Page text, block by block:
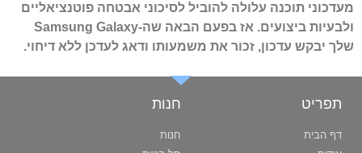
מעדכוני תוכנה עלולה להוביל לסיכוני אבטחה פוטנציאליים
ולבעיות ביצועים. אז בפעם הבאה שה-Samsung Galaxy
שלך יבקש עדכון, זכור את משמעותו ודאג לעדכן ללא דיחוי.
תפריט
דף הבית
חנות
חנות